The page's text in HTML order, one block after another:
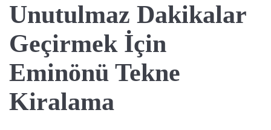
Unutulmaz Dakikalar
Geçirmek İçin
Eminönü Tekne
Kiralama